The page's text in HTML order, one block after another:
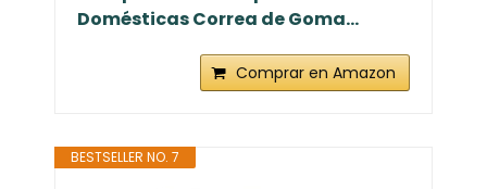
Domésticas Correa de Goma...
Comprar en Amazon
BESTSELLER NO. 7